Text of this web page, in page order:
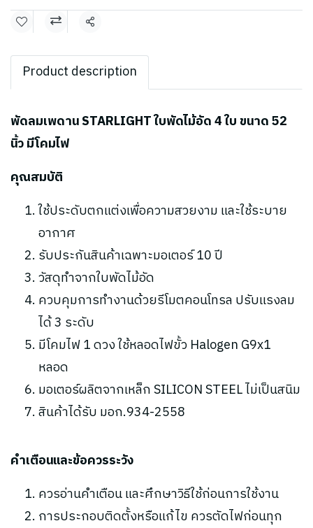
แชร์
Product description
พัดลมเพดาน STARLIGHT ใบพัดไม้อัด 4 ใบ ขนาด 52
นิ้ว มีโคมไฟ
คุณสมบัติ
ใช้ประดับตกแต่งเพื่อความสวยงาม และใช้ระบาย
อากาศ
รับประกันสินค้าเฉพาะมอเตอร์ 10 ปี
วัสดุทำจากใบพัดไม้อัด
ควบคุมการทำงานด้วยรีโมตคอนโทรล ปรับแรงลม
ได้ 3 ระดับ
มีโคมไฟ 1 ดวง ใช้หลอดไฟขั้ว Halogen G9x1
หลอด
มอเตอร์ผลิตจากเหล็ก SILICON STEEL ไม่เป็นสนิม
สินค้าได้รับ มอก.934-2558
คำเตือนและข้อควรระวัง
ควรอ่านคำเตือน และศึกษาวิธีใช้ก่อนการใช้งาน
การประกอบติดตั้งหรือแก้ไข ควรตัดไฟก่อนทุก